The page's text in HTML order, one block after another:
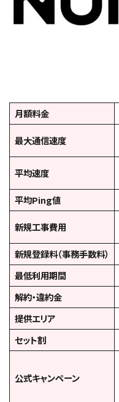
月額料金
最大通信速度
平均速度
平均Ping値
新規工事費用
新規登録料（事務手数料）
最低利用期間
解約・違約金
提供エリア
セット割
公式キャンペーン